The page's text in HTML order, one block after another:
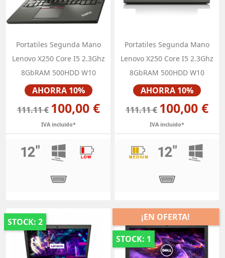
Portatiles Segunda Mano
Lenovo X250 Core I5 2.3Ghz
8GbRAM 500HDD W10
Precio
AHORRA 10%
111.11 € 100,00 €
IVA incluido*
Portatiles Segunda Mano
Lenovo X250 Core I5 2.3Ghz
8GbRAM 500HDD W10
Precio
AHORRA 10%
111.11 € 100,00 €
IVA incluido*
STOCK: 2
¡EN OFERTA!
STOCK: 1